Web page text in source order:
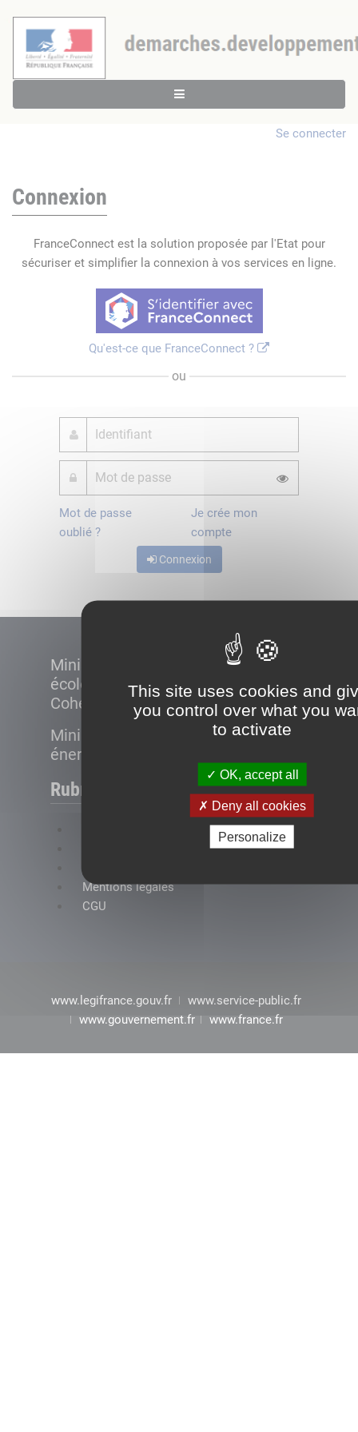
This site uses cookies and
you control over what you
to activate
OK, accept all
Deny all cookies
Personalize
Se connecter
Connexion
FranceConnect est la solution proposée par l'Etat pour
sécuriser et simplifier la connexion à vos services en ligne.
Qu'est-ce que FranceConnect ?
ou
Mot de passe
oublié ?
Je crée mon
compte
Connexion
Ministère de la Transition
écologique et de la
Cohésion des territoires
Ministère de la Transition
énergétique
Rubriques
Mentions légales
CGU
www.legifrance.gouv.fr
www.service-public.fr
www.gouvernement.fr
www.france.fr